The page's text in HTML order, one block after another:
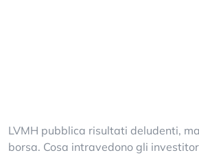
LVMH pubblica risultati deludenti,
borsa. Cosa intravedono gli